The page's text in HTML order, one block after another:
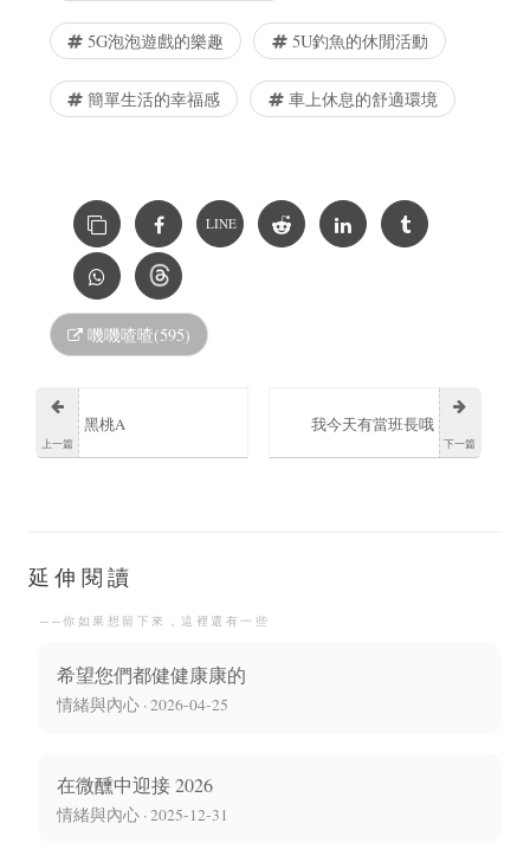
5G泡泡遊戲的樂趣 5U釣魚的休閒活動
簡單生活的幸福感 車上休息的舒適環境
LINE
嘰嘰喳喳(595)
上一篇
黑桃A
下一篇
我今天有當班長哦
延伸閱讀
──你如果想留下來，這裡還有一些
希望您們都健健康康的
情緒與內心 · 2026-04-25
在微醺中迎接 2026
情緒與內心 · 2025-12-31